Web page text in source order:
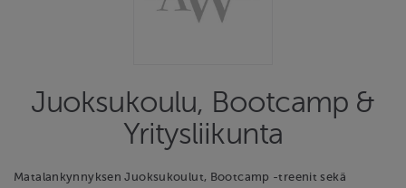
Juoksukoulu, Bootcamp &
Yritysliikunta
Matalankynnyksen Juoksukoulut, Bootcamp -treenit sekä